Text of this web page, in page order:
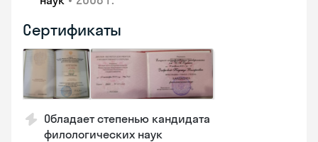
Сертификаты
Обладает степенью кандидата
филологических наук